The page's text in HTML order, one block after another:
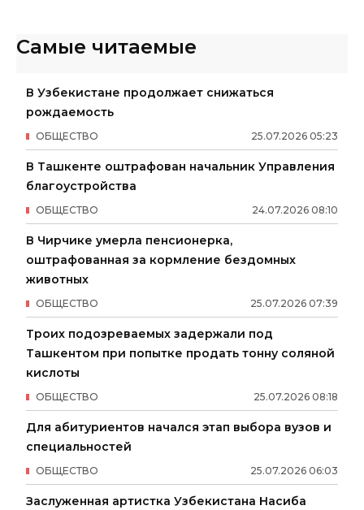
Самые читаемые
В Узбекистане продолжает снижаться
рождаемость
25.07.2026 05:23
ОБЩЕСТВО
В Ташкенте оштрафован начальник Управления
благоустройства
24.07.2026 08:10
ОБЩЕСТВО
В Чирчике умерла пенсионерка,
оштрафованная за кормление бездомных
животных
25.07.2026 07:39
ОБЩЕСТВО
Троих подозреваемых задержали под
Ташкентом при попытке продать тонну соляной
кислоты
25.07.2026 08:18
ОБЩЕСТВО
Для абитуриентов начался этап выбора вузов и
специальностей
25.07.2026 06:03
ОБЩЕСТВО
Заслуженная артистка Узбекистана Насиба